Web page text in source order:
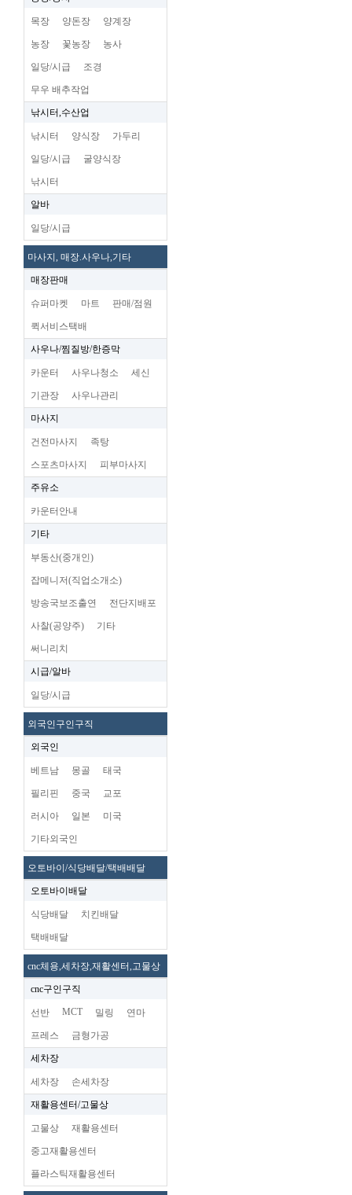
목장 양돈장 양계장
농장 꽃농장 농사
일당/시급 조경
무우 배추작업
낚시터,수산업
낚시터 양식장 가두리
일당/시급 굴양식장
낚시터
알바
일당/시급
마사지, 매장.사우나,기타
매장판매
슈퍼마켓 마트 판매/점원
퀵서비스택배
사우나/찜질방/한증막
카운터 사우나청소 세신
기관장 사우나관리
마사지
건전마사지 족탕
스포츠마사지 피부마사지
주유소
카운터안내
기타
부동산(중개인)
잡메니저(직업소개소)
방송국보조출연 전단지배포
사찰(공양주) 기타
써니리치
시급/알바
일당/시급
외국인구인구직
외국인
베트남 몽골 태국
필리핀 중국 교포
러시아 일본 미국
기타외국인
오토바이/식당배달/택배배달
오토바이배달
식당배달 치킨배달
택배배달
cnc체용,세차장,재활센터,고물상
cnc구인구직
선반 MCT 밀링 연마
프레스 금형가공
세차장
세차장 손세차장
재활용센터/고물상
고물상 재활용센터
중고재활용센터
플라스틱재활용센터